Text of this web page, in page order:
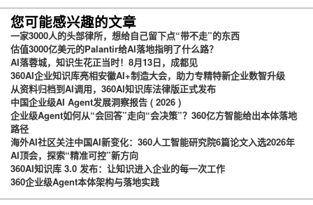
台
您可能感兴趣的文章
一家3000人的头部律所，想给自己留下点“带不走”的东西
估值3000亿美元的Palantir给AI落地指明了什么路？
AI落蓉城，知识生花正当时！8月13日，成都见
360AI企业知识库亮相安徽AI+制造大会，助力专精特新企业数智升级
从资料归档到AI调用，360AI知识库法律版正式发布
中国企业级AI Agent发展洞察报告 ( 2026 )
企业级Agent如何从“会回答”走向“会决策”？360亿方智能给出本体落地
路径
海外AI社区关注中国AI新变化：360人工智能研究院6篇论文入选2026年
AI顶会，探索“精准可控”新方向
360AI知识库 3.0 发布：让知识进入企业的每一次工作
360企业级Agent本体架构与落地实践